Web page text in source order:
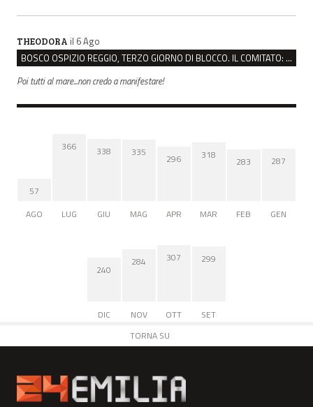
THEODORA il 6 Ago
BOSCO OSPIZIO REGGIO, TERZO GIORNO DI BLOCCO. IL COMITATO: “PRESIDIO FINO A VENERDÌ”
Poi tutti al mare...non credo a manifestare!
57
AGO
366
LUG
338
GIU
335
MAG
296
APR
318
MAR
283
FEB
287
GEN
240
DIC
284
NOV
307
OTT
299
SET
TORNA SU